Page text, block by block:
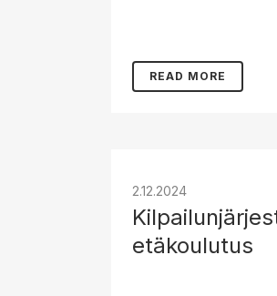
READ MORE
2.12.2024
etäkoulutus